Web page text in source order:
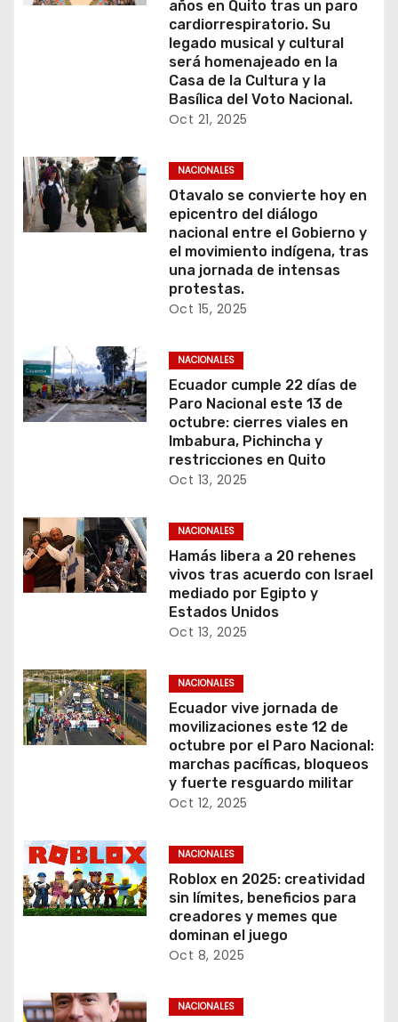
años en Quito tras un paro
cardiorrespiratorio. Su
legado musical y cultural
será homenajeado en la
Casa de la Cultura y la
Basílica del Voto Nacional.
Oct 21, 2025
NACIONALES
Otavalo se convierte hoy en
epicentro del diálogo
nacional entre el Gobierno y
el movimiento indígena, tras
una jornada de intensas
protestas.
Oct 15, 2025
NACIONALES
Ecuador cumple 22 días de
Paro Nacional este 13 de
octubre: cierres viales en
Imbabura, Pichincha y
restricciones en Quito
Oct 13, 2025
NACIONALES
Hamás libera a 20 rehenes
vivos tras acuerdo con Israel
mediado por Egipto y
Estados Unidos
Oct 13, 2025
NACIONALES
Ecuador vive jornada de
movilizaciones este 12 de
octubre por el Paro Nacional:
marchas pacíficas, bloqueos
y fuerte resguardo militar
Oct 12, 2025
NACIONALES
Roblox en 2025: creatividad
sin límites, beneficios para
creadores y memes que
dominan el juego
Oct 8, 2025
NACIONALES